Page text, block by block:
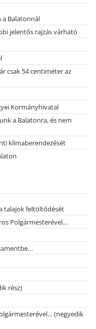
a Balatonnál
jelentős rajzás várható
csak 54 centiméter az
Kormányhivatal
a Balatonra, és nem
klímaberendezését
talajok feltöltődését
Polgármesterével…
rész)
(negyedik